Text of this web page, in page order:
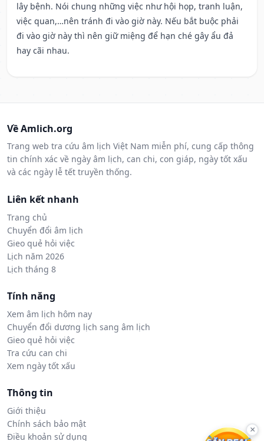
lây bệnh. Nói chung những việc như hội họp, tranh luận,
việc quan,…nên tránh đi vào giờ này. Nếu bắt buộc phải
đi vào giờ này thì nên giữ miệng để hạn ché gây ẩu đả
hay cãi nhau.
Về Amlich.org
Trang web tra cứu âm lịch Việt Nam miễn phí, cung cấp thông
tin chính xác về ngày âm lịch, can chi, con giáp, ngày tốt xấu
và các ngày lễ tết truyền thống.
Liên kết nhanh
Trang chủ
Chuyển đổi âm lịch
Gieo quẻ hỏi việc
Lịch năm 2026
Lịch tháng 8
Tính năng
Xem âm lịch hôm nay
Chuyển đổi dương lịch sang âm lịch
Gieo quẻ hỏi việc
Tra cứu can chi
Xem ngày tốt xấu
Thông tin
Giới thiệu
Chính sách bảo mật
Điều khoản sử dụng
×